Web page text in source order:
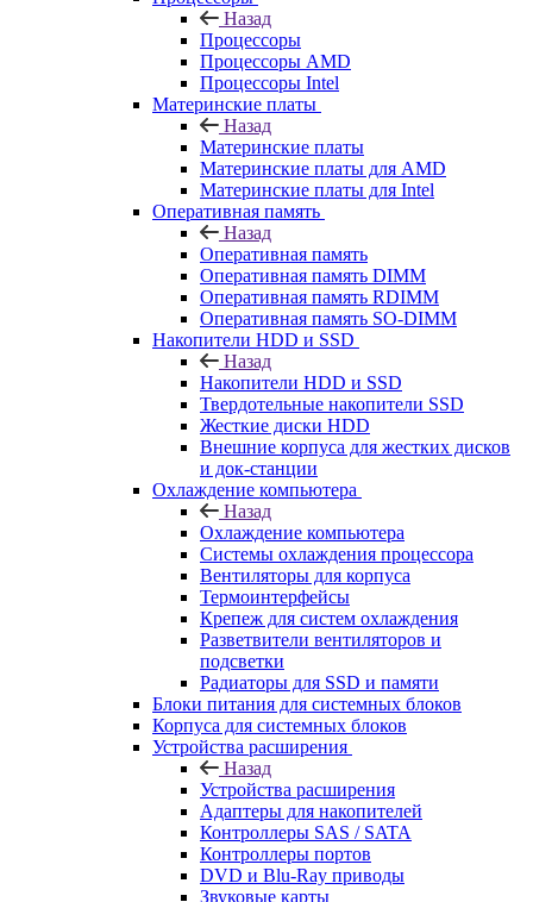
Назад
Процессоры
Процессоры AMD
Процессоры Intel
Материнские платы
Назад
Материнские платы
Материнские платы для AMD
Материнские платы для Intel
Оперативная память
Назад
Оперативная память
Оперативная память DIMM
Оперативная память RDIMM
Оперативная память SO-DIMM
Накопители HDD и SSD
Назад
Накопители HDD и SSD
Твердотельные накопители SSD
Жесткие диски HDD
Внешние корпуса для жестких дисков
и док-станции
Охлаждение компьютера
Назад
Охлаждение компьютера
Системы охлаждения процессора
Вентиляторы для корпуса
Термоинтерфейсы
Крепеж для систем охлаждения
Разветвители вентиляторов и
подсветки
Радиаторы для SSD и памяти
Блоки питания для системных блоков
Корпуса для системных блоков
Устройства расширения
Назад
Устройства расширения
Адаптеры для накопителей
Контроллеры SAS / SATA
Контроллеры портов
DVD и Blu-Ray приводы
Звуковые карты